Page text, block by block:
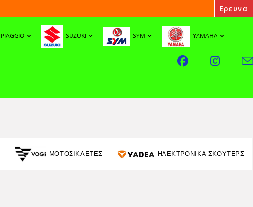
PIAGGIO SUZUKI SYM YAMAHA
ΜΟΤΟΣΙΚΛΕΤΕΣ ΗΛΕΚΤΡΟΝΙΚΑ ΣΚΟΥΤΕΡΣ